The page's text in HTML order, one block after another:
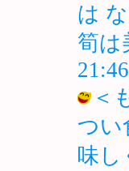
は
筍は
＜
つい
味し